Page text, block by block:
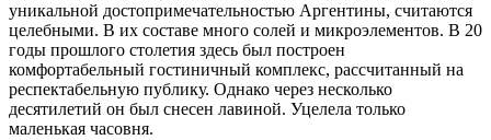
уникальной достопримечательностью Аргентины, считаются
целебными. В их составе много солей и микроэлементов. В 20
годы прошлого столетия здесь был построен
комфортабельный гостиничный комплекс, рассчитанный на
респектабельную публику. Однако через несколько
десятилетий он был снесен лавиной. Уцелела только
маленькая часовня.